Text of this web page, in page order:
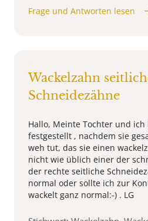
Frage und Antworten lesen
Wackelzahn
Schneidezähne
Hallo, Meinte Tochter und
festgestellt , nachdem sie
weh tut, das sie einen
nicht wie üblich einer der
der rechte seitliche
normal oder sollte ich zur
wackelt ganz normal:-) . LG